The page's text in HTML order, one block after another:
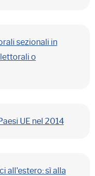
sezionali in
o
UE nel 2014
all'estero: sì alla